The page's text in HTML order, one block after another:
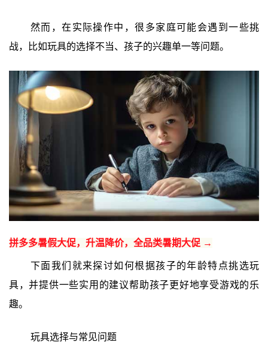
然而，在实际操作中，很多家庭可能会遇到一些挑
战，比如玩具的选择不当、孩子的兴趣单一等问题。
拼多多暑假大促，升温降价，全品类暑期大促 →
下面我们就来探讨如何根据孩子的年龄特点挑选玩
具，并提供一些实用的建议帮助孩子更好地享受游戏的乐
趣。
玩具选择与常见问题